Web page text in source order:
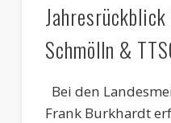
Schmölln &
Bei den
Frank Burkhardt